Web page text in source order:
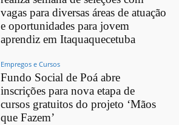
vagas para diversas áreas de atuação
e oportunidades para jovem
aprendiz em Itaquaquecetuba
Empregos e Cursos
Fundo Social de Poá abre
inscrições para nova etapa de
cursos gratuitos do projeto ‘Mãos
que Fazem’